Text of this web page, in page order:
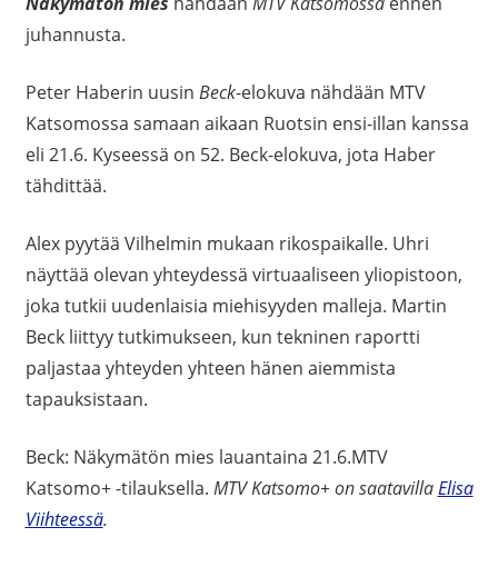
juhannusta.
Peter Haberin uusin Beck-elokuva nähdään MTV
Katsomossa samaan aikaan Ruotsin ensi-illan kanssa
eli 21.6. Kyseessä on 52. Beck-elokuva, jota Haber
tähdittää.
Alex pyytää Vilhelmin mukaan rikospaikalle. Uhri
näyttää olevan yhteydessä virtuaaliseen yliopistoon,
joka tutkii uudenlaisia miehisyyden malleja. Martin
Beck liittyy tutkimukseen, kun tekninen raportti
paljastaa yhteyden yhteen hänen aiemmista
tapauksistaan.
Beck: Näkymätön mies lauantaina 21.6.MTV
Katsomo+ -tilauksella. MTV Katsomo+ on saatavillaElisa
Viihteessä.